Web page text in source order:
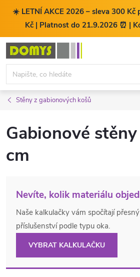
☀️ LETNÍ AKCE 2026 – sleva 300
Kč | Platnost do 21.9.2026 ⏰ |
Přejít
obsah
Stěny z gabionových košů
Gabionové
cm
Nevíte, kolik materiálu
Naše kalkulačky vám spočítají
příslušenství podle typu oka.
VYBRAT KALKULAČKU